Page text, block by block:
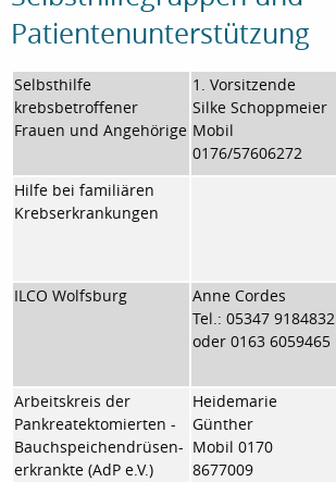
Patientenunterstützung
Selbsthilfe
krebsbetroffener
Frauen und Angehörige
1. Vorsitzende
Silke Schoppmeier
Mobil
0176/57606272
Hilfe bei familiären
Krebserkrankungen
ILCO Wolfsburg
Anne Cordes
Tel.: 05347 9184832
oder 0163 6059465
Arbeitskreis der
Pankreatektomierten -
Bauchspeichendrüsen-
erkrankte (AdP e.V.)
Heidemarie
Günther
Mobil 0170
8677009